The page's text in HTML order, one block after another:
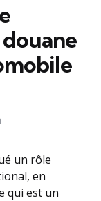
un rôle
en
qui est un